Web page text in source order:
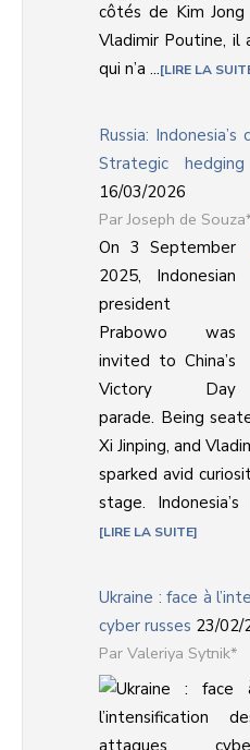
côtés de Kim
Vladimir Poutine,
qui n’a ... LIRE LA
Russia:
Strategic
16/03/2026
Joseph de
On 3 September
2025, Indonesian
president
Prabowo was
invited to China’s
Victory Day
parade. Being
Xi Jinping, and
sparked avid
stage.
LIRE LA SUITE
Ukraine : face à
cyber russes 23/02/
Valeriya Sytnik*